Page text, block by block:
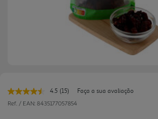
4.5 Leu
15
(15)
Faça a sua avaliação
Ref. / EAN: 8435177057854